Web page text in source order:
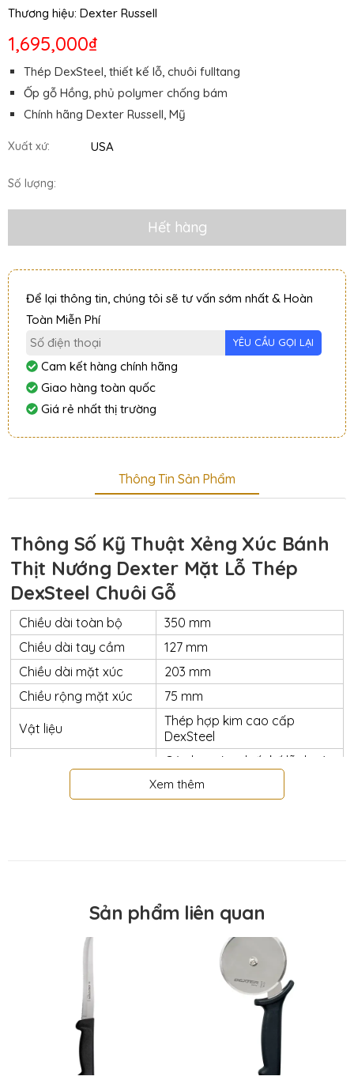
Thương hiệu: Dexter Russell
1,695,000₫
Thép DexSteel, thiết kế lỗ, chuôi fulltang
Ốp gỗ Hồng, phủ polymer chống bám
Chính hãng Dexter Russell, Mỹ
Xuất xứ: USA
Số lượng:
Hết hàng
Để lại thông tin, chúng tôi sẽ tư vấn sớm nhất & Hoàn
Toàn Miễn Phí
Cam kết hàng chính hãng
Giao hàng toàn quốc
Giá rẻ nhất thị trường
Thông Tin Sản Phẩm
Thông Số Kỹ Thuật Xẻng Xúc Bánh
Thịt Nướng Dexter Mặt Lỗ Thép
DexSteel Chuôi Gỗ
Chiều dài toàn bộ
350 mm
Chiều dài tay cầm
127 mm
Chiều dài mặt xúc
203 mm
Chiều rộng mặt xúc
75 mm
Vật liệu
Thép hợp kim cao cấp
DexSteel
Đặc điểm
Góc bo tròn, thiết kế lỗ thoát
dầu
Vật liệu tay cầm
Gỗ Hồng Sắc
Nơi nhập khẩu
USA
Xúc thịt, bánh chiên nướng
Xem thêm
Sản phẩm liên quan